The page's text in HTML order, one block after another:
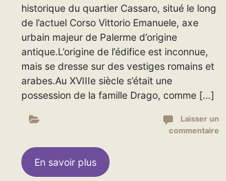
historique du quartier Cassaro, situé le long
de l’actuel Corso Vittorio Emanuele, axe
urbain majeur de Palerme d’origine
antique.L’origine de l’édifice est inconnue,
mais se dresse sur des vestiges romains et
arabes.Au XVIIIe siècle s’était une
possession de la famille Drago, comme […]
Laisser un
commentaire
En savoir plus